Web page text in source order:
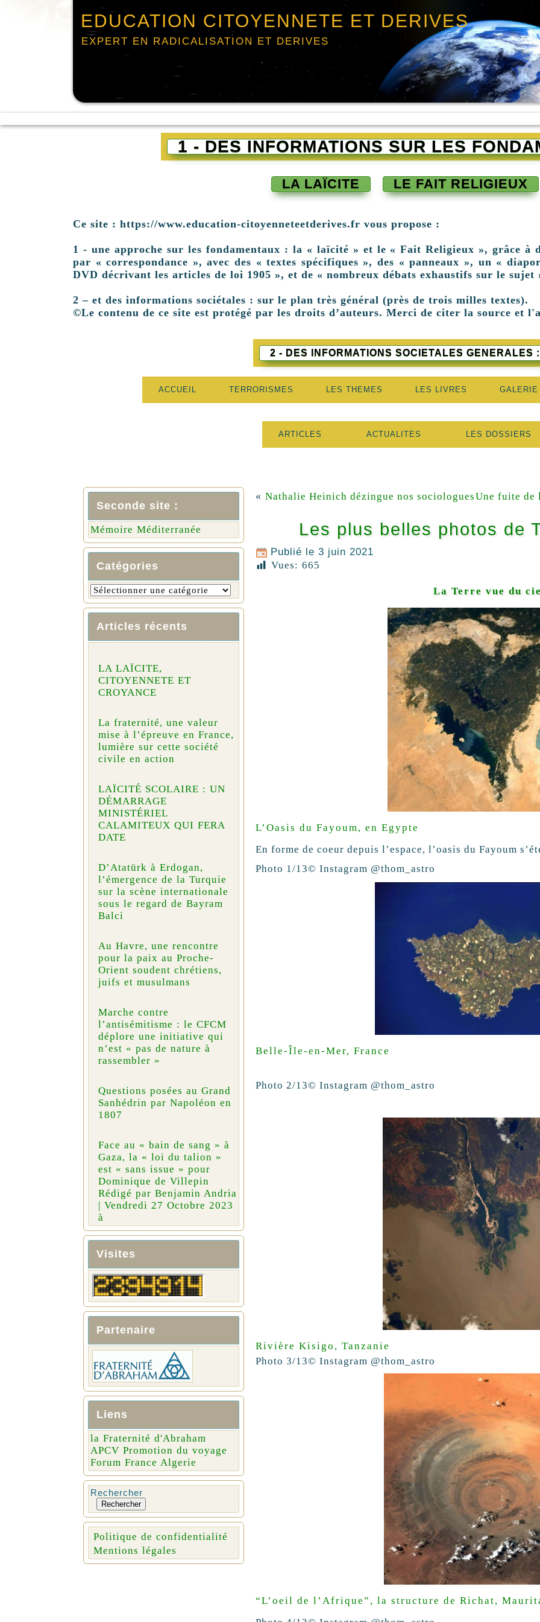
EDUCATION CITOYENNETE ET DERIVES
EXPERT EN RADICALISATION ET DERIVES
1 - DES INFORMATIONS SUR LES
LA LAÏCITE LE FAIT RELIGIEUX
Ce site : https://www.education-citoyenneteetderives.fr vous propose :
1 - une approche sur les fondamentaux : la « laïcité » et le « Fait Religieux », grâce à
par « correspondance », avec des « textes spécifiques », des « panneaux », un «
DVD décrivant les articles de loi 1905 », et de « nombreux débats exhaustifs sur le sujet
2 – et des informations sociétales : sur le plan très général (près de trois milles textes).
©Le contenu de ce site est protégé par les droits d’auteurs. Merci de citer la source et
2 - DES INFORMATIONS SOCIETALES GENERALES :
ACCUEIL TERRORISMES LES THEMES LES LIVRES
ARTICLES ACTUALITES LES DOSSIERS
Seconde site :
Mémoire Méditerranée
Catégories
Articles récents
LA LAÏCITE,
CITOYENNETE ET
CROYANCE
La fraternité, une valeur
mise à l’épreuve en France,
lumière sur cette société
civile en action
LAÏCITÉ SCOLAIRE : UN
DÉMARRAGE
MINISTÉRIEL
CALAMITEUX QUI FERA
DATE
D’Atatürk à Erdogan,
l’émergence de la Turquie
sur la scène internationale
sous le regard de Bayram
Balci
Au Havre, une rencontre
pour la paix au Proche-
Orient soudent chrétiens,
juifs et musulmans
Marche contre
l’antisémitisme : le CFCM
déplore une initiative qui
n’est « pas de nature à
rassembler »
Questions posées au Grand
Sanhédrin par Napoléon en
1807
Face au « bain de sang » à
Gaza, la « loi du talion »
est « sans issue » pour
Dominique de Villepin
Rédigé par Benjamin Andria
| Vendredi 27 Octobre 2023
à
Visites
Partenaire
Liens
la Fraternité d'Abraham
APCV Promotion du voyage
Forum France Algerie
Rechercher
Rechercher
Politique de confidentialité
Mentions légales
« Nathalie Heinich dézingue nos sociologuesUne fuite de
Les plus belles photos de
Publié le 3 juin 2021
Vues: 665
La Terre vue du
L’Oasis du Fayoum, en Egypte
En forme de coeur depuis l’espace, l’oasis du Fayoum
Photo 1/13© Instagram @thom_astro
Belle-Île-en-Mer, France
Photo 2/13© Instagram @thom_astro
Rivière Kisigo, Tanzanie
Photo 3/13© Instagram @thom_astro
“L’oeil de l’Afrique”, la structure de Richat,